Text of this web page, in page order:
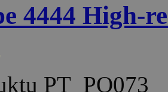
4444 High-
PT_PQ073